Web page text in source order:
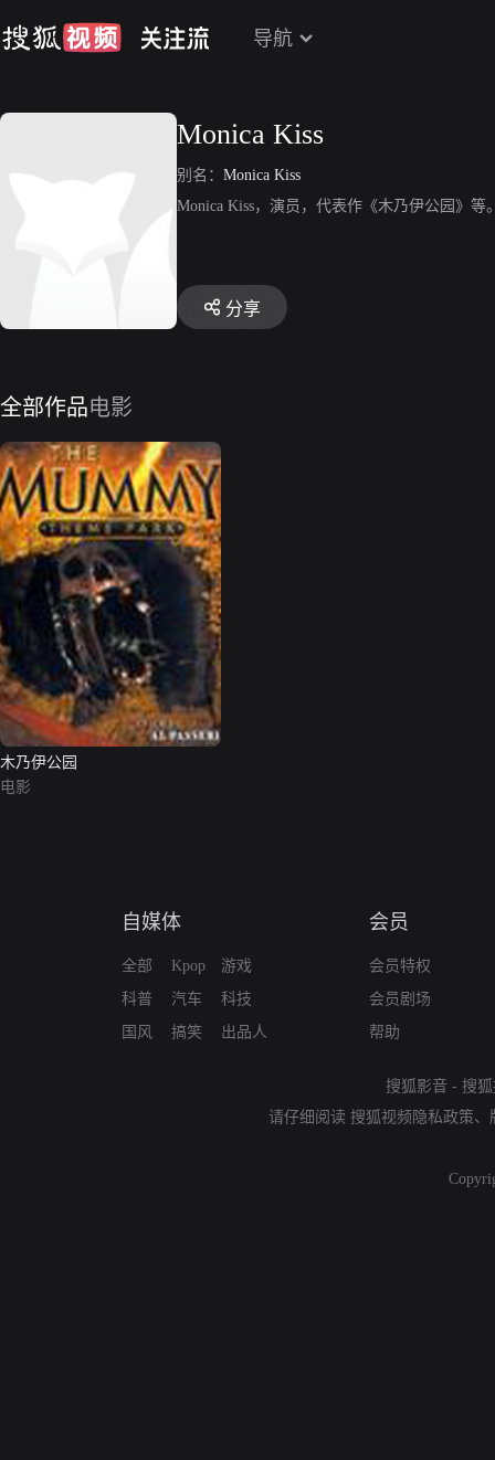
导航
Monica Kiss
别名： Monica Kiss
Monica Kiss，演员，代表作《木乃伊公园》等
分享
全部作品电影
木乃伊公园
电影
自媒体
全部
科普
国风
Kpop
汽车
搞笑
游戏
科技
出品人
会员
会员特权
会员剧场
帮助
搜狐影音 - 搜
请仔细阅读 搜狐视频隐私政策、